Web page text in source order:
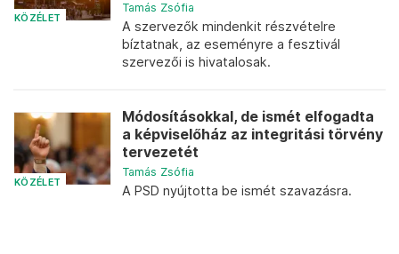
KÖZÉLET
Tamás Zsófia
A szervezők mindenkit részvételre
bíztatnak, az eseményre a fesztivál
szervezői is hivatalosak.
KÖZÉLET
Módosításokkal, de ismét elfogadta
a képviselőház az integritási törvény
tervezetét
Tamás Zsófia
A PSD nyújtotta be ismét szavazásra.